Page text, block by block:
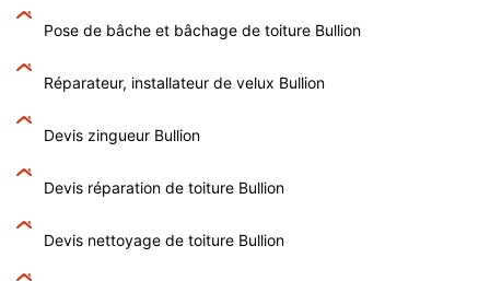
Pose de bâche et bâchage de toiture Bullion
Réparateur, installateur de velux Bullion
Devis zingueur Bullion
Devis réparation de toiture Bullion
Devis nettoyage de toiture Bullion